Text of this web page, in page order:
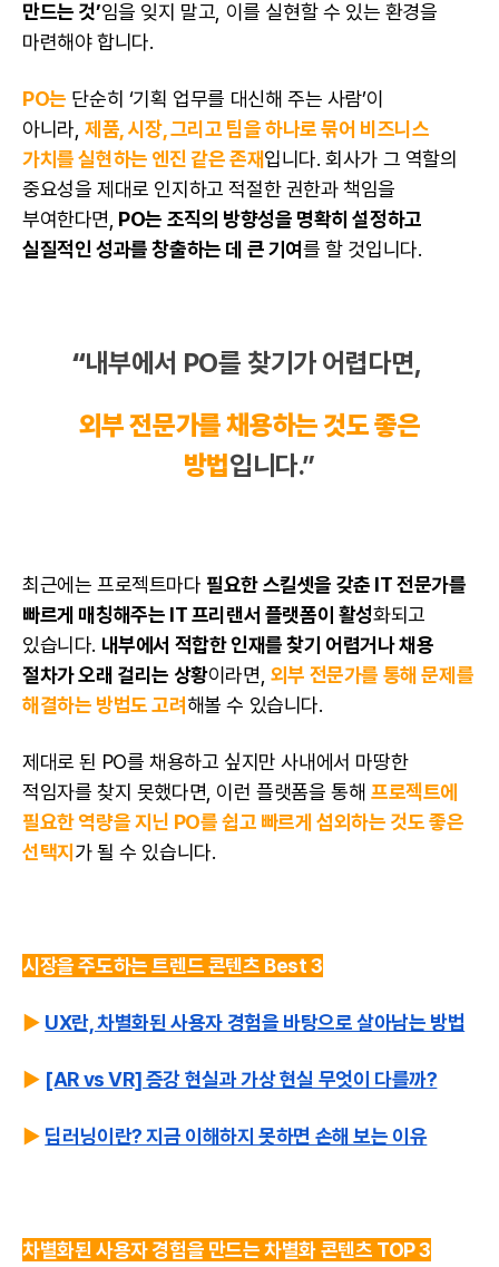
만드는 것’임을 잊지 말고, 이를 실현할 수 있는 환경을
마련해야 합니다.
PO는 단순히 ‘기획 업무를 대신해 주는 사람’이
아니라, 제품, 시장, 그리고 팀을 하나로 묶어 비즈니스
가치를 실현하는 엔진 같은 존재입니다. 회사가 그 역할의
중요성을 제대로 인지하고 적절한 권한과 책임을
부여한다면, PO는 조직의 방향성을 명확히 설정하고
실질적인 성과를 창출하는 데 큰 기여를 할 것입니다.
“내부에서 PO를 찾기가 어렵다면,
외부 전문가를 채용하는 것도 좋은
방법입니다.”
최근에는 프로젝트마다 필요한 스킬셋을 갖춘 IT 전문가를
빠르게 매칭해주는 IT 프리랜서 플랫폼이 활성화되고
있습니다. 내부에서 적합한 인재를 찾기 어렵거나 채용
절차가 오래 걸리는 상황이라면, 외부 전문가를 통해 문제를
해결하는 방법도 고려해볼 수 있습니다.
제대로 된 PO를 채용하고 싶지만 사내에서 마땅한
적임자를 찾지 못했다면, 이런 플랫폼을 통해프로젝트에
필요한 역량을 지닌 PO를 쉽고 빠르게 섭외하는 것도 좋은
선택지가 될 수 있습니다.
시장을 주도하는 트렌드 콘텐츠 Best 3
▶ UX란, 차별화된 사용자 경험을 바탕으로 살아남는 방법
▶ [AR vs VR] 증강 현실과 가상 현실 무엇이 다를까?
▶ 딥러닝이란? 지금 이해하지 못하면 손해 보는 이유
차별화된 사용자 경험을 만드는 차별화 콘텐츠 TOP 3